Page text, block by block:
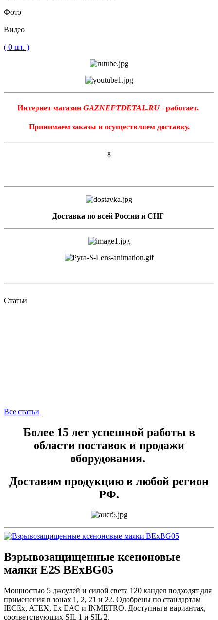
Фото
Видео
( 0 шт. )
Интернет магазин GAZNEFTDETAL.RU- работает.
Принимаем заказы и осуществляем доставку.
8
Доставка по всей России и СНГ
Статьи
Все статьи
Более 15 лет успешной работы в
области поставок и продажи
оборудования.
Доставим продукцию в любой регион
РФ.
Взрывозащищенные ксеноновые
маяки E2S BExBG05
Мощностью 5 джоулей и силой света 120 кандел подходят для
применения в зонах 1, 2, 21 и 22. Одобрены по стандартам
IECEx, ATEX, Ex EAC и INMETRO. Доступны в вариантах,
соответствующих SIL 1 и SIL 2.